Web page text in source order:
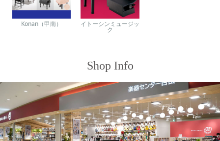
Konan（甲南） イトーシンミュージッ
ク
Shop Info